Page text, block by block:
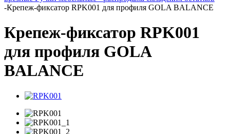
-Крепеж-фиксатор RPK001 для профиля GOLA BALANCE
Крепеж-фиксатор RPK001
для профиля GOLA
BALANCE